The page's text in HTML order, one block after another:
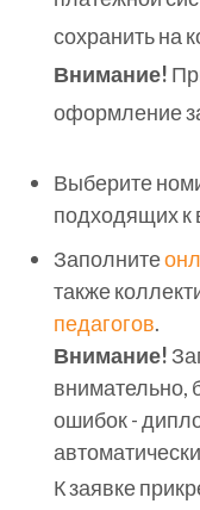
сохранить на
Внимание!
оформление
Выберите
подходящих к
Заполните
также
педагогов.
Внимание!
внимательно,
ошибок -
К заявке